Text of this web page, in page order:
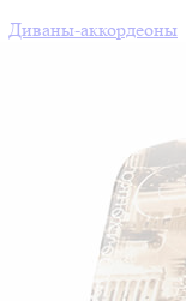
Диваны-аккордеоны